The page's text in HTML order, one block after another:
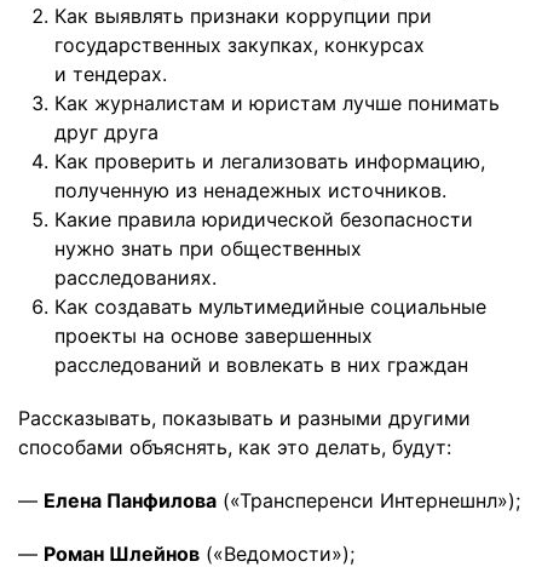
Как выявлять признаки коррупции при
государственных закупках, конкурсах
и тендерах.
Как журналистам и юристам лучше понимать
друг друга
Как проверить и легализовать информацию,
полученную из ненадежных источников.
Какие правила юридической безопасности
нужно знать при общественных
расследованиях.
Как создавать мультимедийные социальные
проекты на основе завершенных
расследований и вовлекать в них граждан
Рассказывать, показывать и разными другими
способами объяснять, как это делать, будут:
— Елена Панфилова («Трансперенси Интернешнл»);
— Роман Шлейнов («Ведомости»);